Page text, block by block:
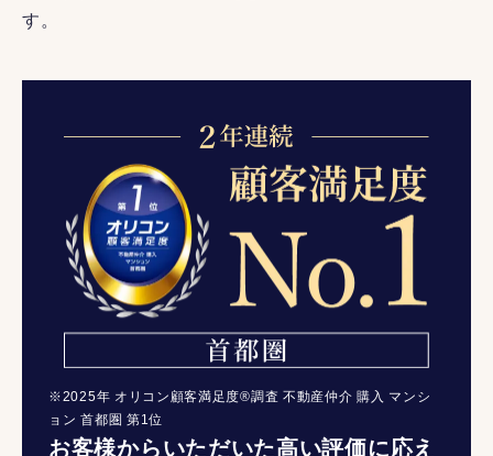
す。
お客様からいただいた高い評価に応え
※2025年 オリコン顧客満足度®調査 不動産仲介 購入 マンシ
ョン 首都圏 第1位